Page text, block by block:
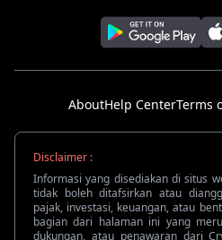
AboutHelp CenterTerms
Disclaimer :
Informasi yang disediakan di situs
tidak boleh ditafsirkan atau
pajak, investasi, keuangan, atau
bagian dari halaman ini yang
dukungan, atau penawaran dari